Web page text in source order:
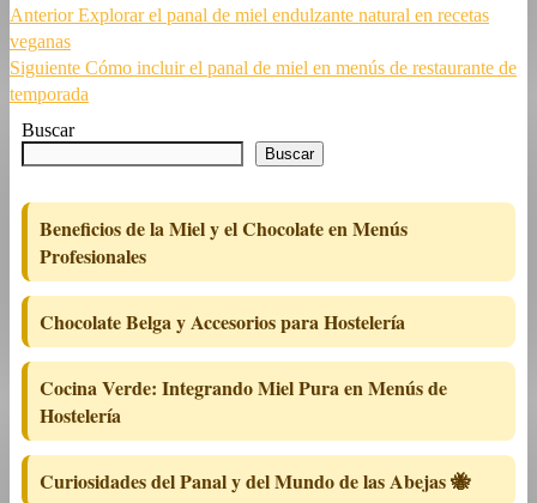
Navegación
de
entradas
Anterior Entrada
Explorar el panal de miel endulzante natural en recetas
veganas
Siguiente Siguiente
Cómo incluir el panal de miel en menús de restaurante de
temporada
Buscar
Buscar
Beneficios de la Miel y el Chocolate en Menús
Profesionales
Chocolate Belga y Accesorios para Hostelería
Cocina Verde: Integrando Miel Pura en Menús de
Hostelería
Curiosidades del Panal y del Mundo de las Abejas 🐝